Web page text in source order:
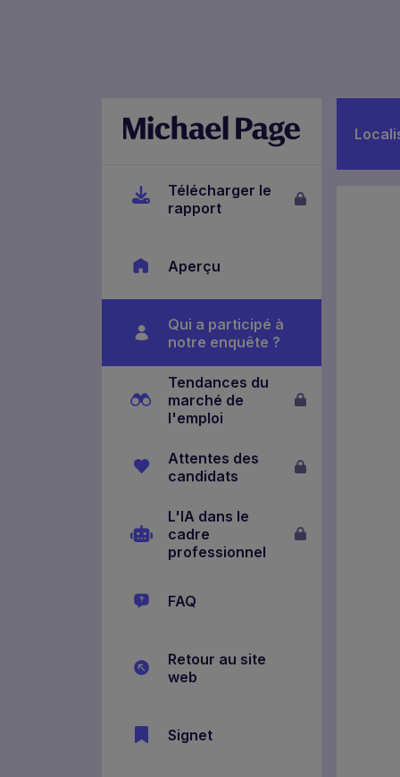
Télécharger le
rapport
Aperçu
Qui a participé à
notre enquête ?
Tendances du
marché de
l'emploi
Attentes des
candidats
L'IA dans le
cadre
professionnel
FAQ
Retour au site
web
Signet